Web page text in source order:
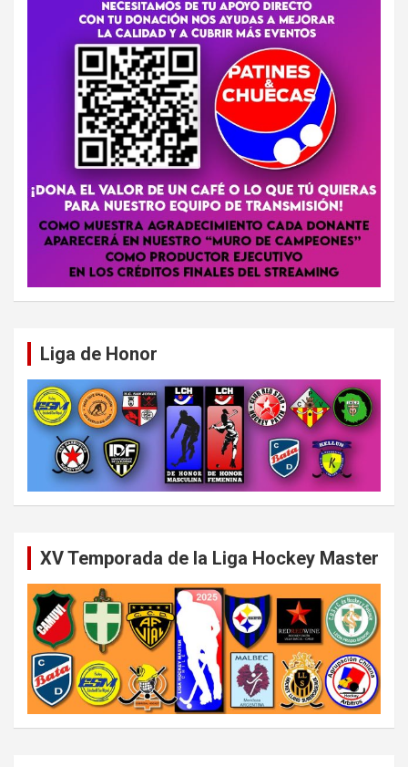
Liga de Honor
XV Temporada de la Liga Hockey Master